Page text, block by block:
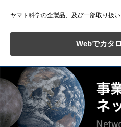
ヤマト科学の全製品、及び一部取り扱
Webでカタ